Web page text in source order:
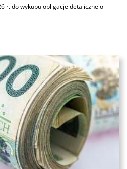
r. do wykupu obligacje detaliczne o